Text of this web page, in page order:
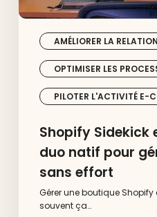
AMÉLIORER LA
OPTIMISER LES
PILOTER L'ACTIVITÉ E-
sans
Shopify Sidekick
duo natif pour
sans effort
Gérer une boutique
souvent ça…